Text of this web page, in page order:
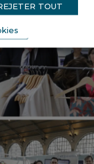
TOUT